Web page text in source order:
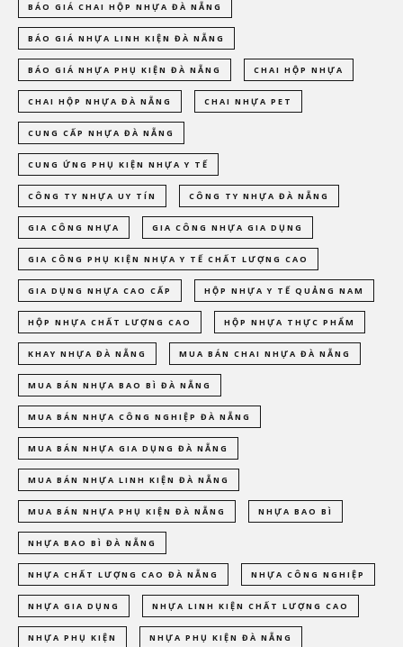
BÁO GIÁ CHAI HỘP NHỰA ĐÀ NẴNG
BÁO GIÁ NHỰA LINH KIỆN ĐÀ NẴNG
BÁO GIÁ NHỰA PHỤ KIỆN ĐÀ NẴNG CHAI HỘP NHỰA
CHAI HỘP NHỰA ĐÀ NẴNG CHAI NHỰA PET
CUNG CẤP NHỰA ĐÀ NẴNG
CUNG ỨNG PHỤ KIỆN NHỰA Y TẾ
CÔNG TY NHỰA UY TÍN CÔNG TY NHỰA ĐÀ NẴNG
GIA CÔNG NHỰA GIA CÔNG NHỰA GIA DỤNG
GIA CÔNG PHỤ KIỆN NHỰA Y TẾ CHẤT LƯỢNG CAO
GIA DỤNG NHỰA CAO CẤP HỘP NHỰA Y TẾ QUẢNG NAM
HỘP NHỰA CHẤT LƯỢNG CAO HỘP NHỰA THỰC PHẨM
KHAY NHỰA ĐÀ NẴNG MUA BÁN CHAI NHỰA ĐÀ NẴNG
MUA BÁN NHỰA BAO BÌ ĐÀ NẴNG
MUA BÁN NHỰA CÔNG NGHIỆP ĐÀ NẴNG
MUA BÁN NHỰA GIA DỤNG ĐÀ NẴNG
MUA BÁN NHỰA LINH KIỆN ĐÀ NẴNG
MUA BÁN NHỰA PHỤ KIỆN ĐÀ NẴNG NHỰA BAO BÌ
NHỰA BAO BÌ ĐÀ NẴNG
NHỰA CHẤT LƯỢNG CAO ĐÀ NẴNG NHỰA CÔNG NGHIỆP
NHỰA GIA DỤNG NHỰA LINH KIỆN CHẤT LƯỢNG CAO
NHỰA PHỤ KIỆN NHỰA PHỤ KIỆN ĐÀ NẴNG